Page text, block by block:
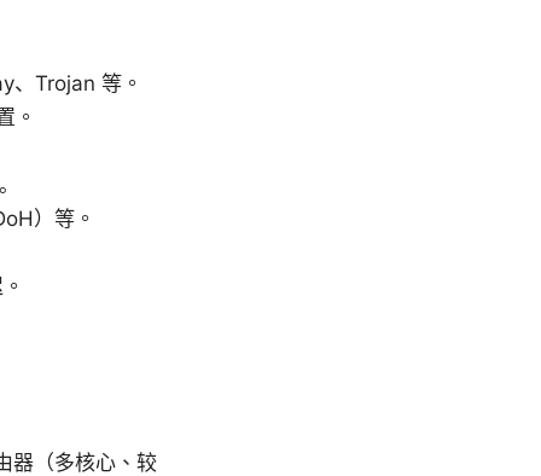
、Trojan 等。
。
）等。
器（多核心、较